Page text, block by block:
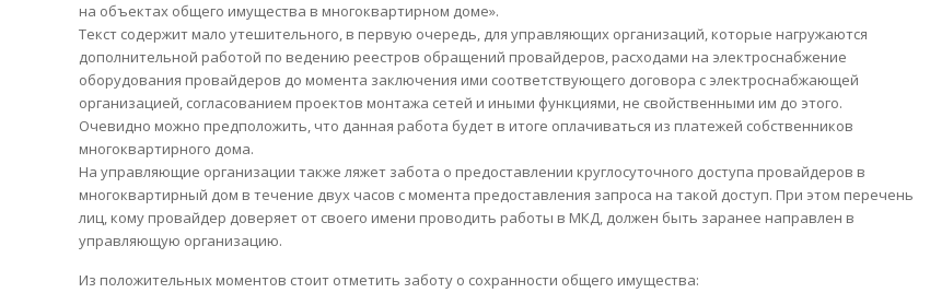
на объектах общего имущества в многоквартирном доме».
Текст содержит мало утешительного, в первую очередь, для управляющих организаций, которые нагружаются
дополнительной работой по ведению реестров обращений провайдеров, расходами на электроснабжение
оборудования провайдеров до момента заключения ими соответствующего договора с электроснабжающей
организацией, согласованием проектов монтажа сетей и иными функциями, не свойственными им до этого.
Очевидно можно предположить, что данная работа будет в итоге оплачиваться из платежей собственников
многоквартирного дома.
На управляющие организации также ляжет забота о предоставлении круглосуточного доступа провайдеров в
многоквартирный дом в течение двух часов с момента предоставления запроса на такой доступ. При этом перечень
лиц, кому провайдер доверяет от своего имени проводить работы в МКД, должен быть заранее направлен в
управляющую организацию.
Из положительных моментов стоит отметить заботу о сохранности общего имущества: